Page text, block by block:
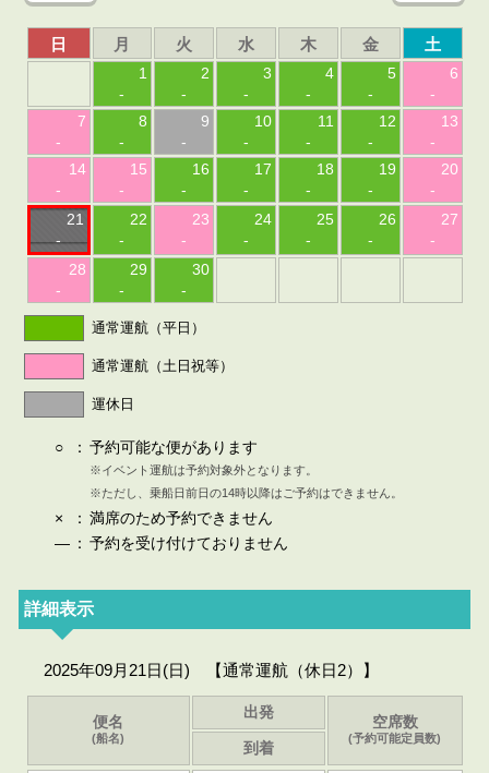
日 月 火 水 木 金 土
1
-
2
-
3
-
4
-
5
-
6
-
7
-
8
-
9
-
10
-
11
-
12
-
13
-
14
-
15
-
16
-
17
-
18
-
19
-
20
-
21
-
22
-
23
-
24
-
25
-
26
-
27
-
28
-
29
-
30
-
通常運航（平日）
通常運航（土日祝等）
運休日
○ ： 予約可能な便があります
※イベント運航は予約対象外となります。
※ただし、乗船日前日の14時以降はご予約はできません。
× ： 満席のため予約できません
— ： 予約を受け付けておりません
詳細表示
2025年09月21日(日) 【通常運航（休日2）】
便名
(船名)
出発
空席数
(予約可能定員数)
到着